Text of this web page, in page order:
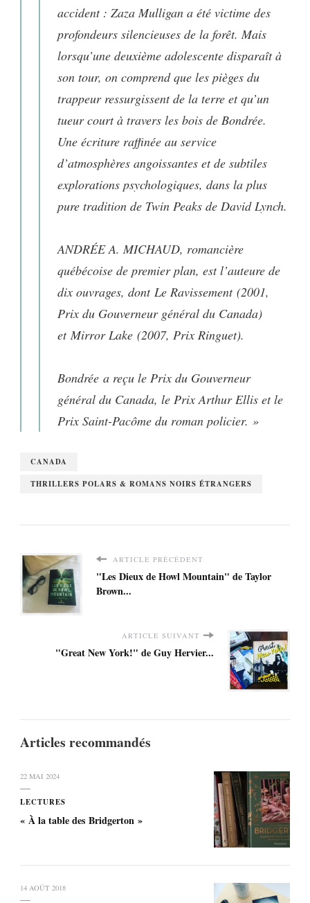
accident : Zaza Mulligan a été victime des
profondeurs silencieuses de la forêt. Mais
lorsqu’une deuxième adolescente disparaît à
son tour, on comprend que les pièges du
trappeur ressurgissent de la terre et qu’un
tueur court à travers les bois de Bondrée.
Une écriture raffinée au service
d’atmosphères angoissantes et de subtiles
explorations psychologiques, dans la plus
pure tradition de Twin Peaks de David Lynch.
ANDRÉE A. MICHAUD, romancière
québécoise de premier plan, est l’auteure de
dix ouvrages, dontLe Ravissement(2001,
Prix du Gouverneur général du Canada)
et Mirror Lake (2007, Prix Ringuet).
Bondrée a reçu le Prix du Gouverneur
général du Canada, le Prix Arthur Ellis et le
Prix Saint-Pacôme du roman policier. »
CANADA
THRILLERS POLARS & ROMANS NOIRS ÉTRANGERS
ARTICLE PRÉCÉDENT
"Les Dieux de Howl Mountain" de Taylor
Brown...
ARTICLE SUIVANT
"Great New York!" de Guy Hervier...
Articles recommandés
22 MAI 2024
LECTURES
« À la table des Bridgerton »
14 AOÛT 2018